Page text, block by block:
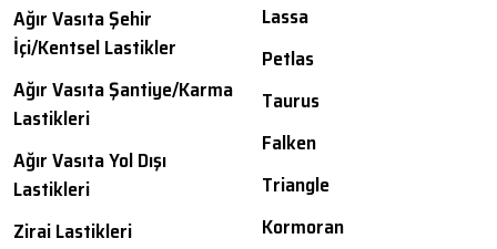
Ağır Vasıta Şehir
İçi/Kentsel Lastikler
Ağır Vasıta Şantiye/Karma
Lastikleri
Ağır Vasıta Yol Dışı
Lastikleri
Zirai Lastikleri
Lassa
Petlas
Taurus
Falken
Triangle
Kormoran